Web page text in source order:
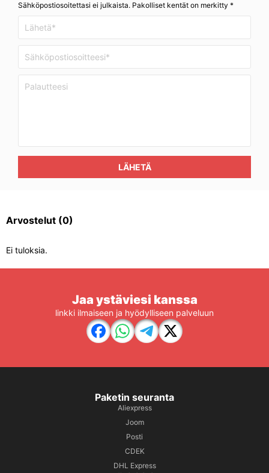
Sähköpostiosoitettasi ei julkaista. Pakolliset kentät on merkitty *
LÄHETÄ
Arvostelut (0)
Ei tuloksia.
Jaa ystäviesi kanssa
linkki ilmaiseen ja hyödylliseen palveluun
Paketin seuranta
Aliexpress
Joom
Posti
CDEK
DHL Express